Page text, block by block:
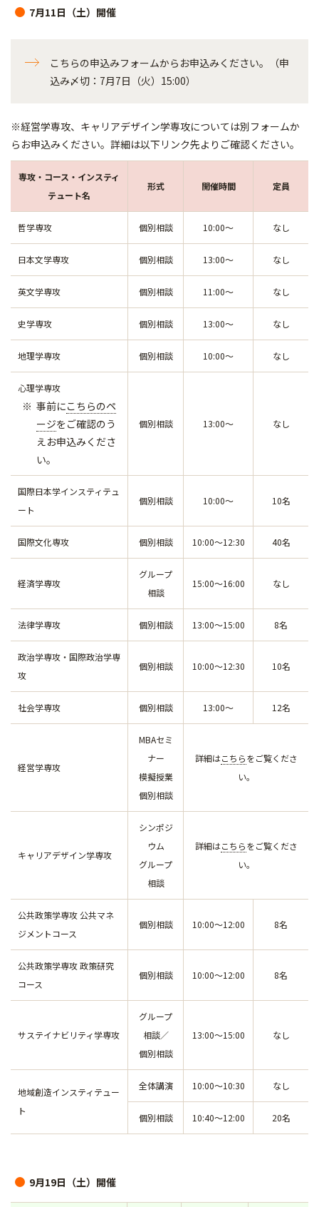
7月11日（土）開催
こちらの申込みフォームからお申込みください。（申
込み〆切：7月7日（火）15:00）
※経営学専攻、キャリアデザイン学専攻については別フォームか
らお申込みください。詳細は以下リンク先よりご確認ください。
専攻・コース・インスティ
テュート名
形式 開催時間 定員
哲学専攻 個別相談 10:00～ なし
日本文学専攻 個別相談 13:00～ なし
英文学専攻 個別相談 11:00～ なし
史学専攻 個別相談 13:00～ なし
地理学専攻 個別相談 10:00～ なし
心理学専攻
事前にこちらのペ
ージをご確認のう
えお申込みくださ
い。
個別相談 13:00～ なし
国際日本学インスティテュ
ート
個別相談 10:00～ 10名
国際文化専攻 個別相談 10:00～12:30 40名
経済学専攻
グループ
相談
15:00～16:00 なし
法律学専攻 個別相談 13:00～15:00 8名
政治学専攻・国際政治学専
攻
個別相談 10:00～12:30 10名
社会学専攻 個別相談 13:00～ 12名
経営学専攻
MBAセミ
ナー
模擬授業
個別相談
詳細はこちらをご覧くださ
い。
キャリアデザイン学専攻
シンポジ
ウム
グループ
相談
詳細はこちらをご覧くださ
い。
公共政策学専攻 公共マネ
ジメントコース
個別相談 10:00～12:00 8名
公共政策学専攻 政策研究
コース
個別相談 10:00～12:00 8名
サステイナビリティ学専攻
グループ
相談／
個別相談
13:00～15:00 なし
地域創造インスティテュー
ト
全体講演 10:00～10:30 なし
個別相談 10:40～12:00 20名
9月19日（土）開催